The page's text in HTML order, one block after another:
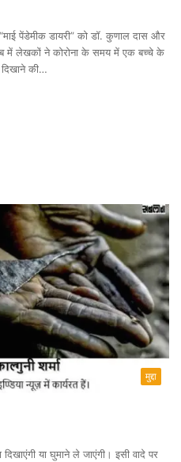
“माई पेंडेमीक डायरी” को डॉ. कुणाल दास और
में लेखकों ने कोरोना के समय में एक बच्चे के
दिखाने की…
मुद्दा
या घुमाने ले जाएंगी। इसी वादे पर